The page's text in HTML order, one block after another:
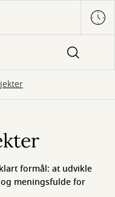
formål: at udvikle
meningsfulde for